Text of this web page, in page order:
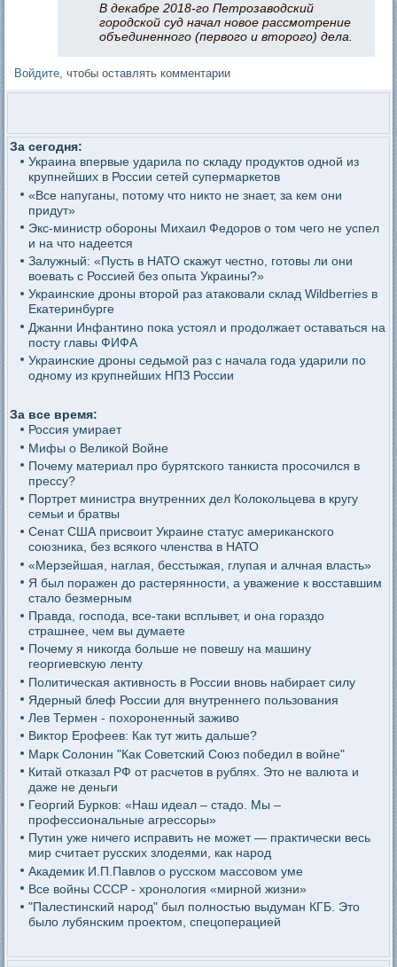
В декабре 2018-го Петрозаводский
городской суд начал новое рассмотрение
объединенного (первого и второго) дела.
Войдите, чтобы оставлять комментарии
За сегодня:
Украина впервые ударила по складу продуктов одной из
крупнейших в России сетей супермаркетов
«Все напуганы, потому что никто не знает, за кем они
придут»
Экс-министр обороны Михаил Федоров о том чего не успел
и на что надеется
Залужный: «Пусть в НАТО скажут честно, готовы ли они
воевать с Россией без опыта Украины?»
Украинские дроны второй раз атаковали склад Wildberries в
Екатеринбурге
Джанни Инфантино пока устоял и продолжает оставаться на
посту главы ФИФА
Украинские дроны седьмой раз с начала года ударили по
одному из крупнейших НПЗ России
За все время:
Россия умирает
Мифы о Великой Войне
Почему материал про бурятского танкиста просочился в
прессу?
Портрет министра внутренних дел Колокольцева в кругу
семьи и братвы
Сенат США присвоит Украине статус американского
союзника, без всякого членства в НАТО
«Мерзейшая, наглая, бесстыжая, глупая и алчная власть»
Я был поражен до растерянности, а уважение к восставшим
стало безмерным
Правда, господа, все-таки всплывет, и она гораздо
страшнее, чем вы думаете
Почему я никогда больше не повешу на машину
георгиевскую ленту
Политическая активность в России вновь набирает силу
Ядерный блеф России для внутреннего пользования
Лев Термен - похороненный заживо
Виктор Ерофеев: Как тут жить дальше?
Марк Солонин "Как Советский Союз победил в войне"
Китай отказал РФ от расчетов в рублях. Это не валюта и
даже не деньги
Георгий Бурков: «Наш идеал – стадо. Мы –
профессиональные агрессоры»
Путин уже ничего исправить не может — практически весь
мир считает русских злодеями, как народ
Академик И.П.Павлов о русском массовом уме
Все войны СССР - хронология «мирной жизни»
"Палестинский народ" был полностью выдуман КГБ. Это
было лубянским проектом, спецоперацией